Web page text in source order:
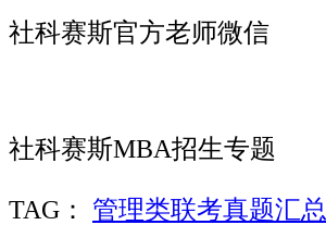
社科赛斯官方老师微信
社科赛斯MBA招生专题
TAG： 管理类联考真题汇总